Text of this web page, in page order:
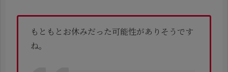
もともとお休みだった可能性がありそうです
ね。